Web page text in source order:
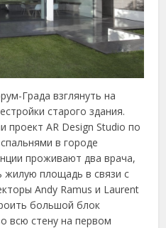
Града взглянуть на
старого здания.
проект AR Design Studio по
в городе
проживают два врача,
жилую площадь в связи с
Andy Ramus и Laurent
большой блок
всю стену на первом